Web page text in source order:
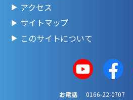
アクセス
サイトマップ
このサイトについて
お電話
0166-22-0707